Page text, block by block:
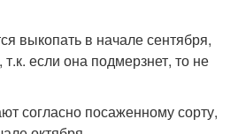
выкопать в начале сентября,
если она подмерзнет, то не
согласно посаженному сорту,